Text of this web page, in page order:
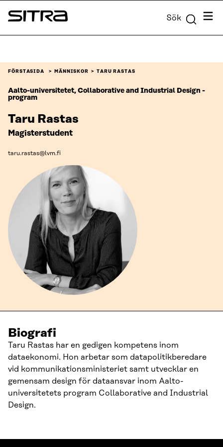
Skip to
content
Sitra Sök Meny
FÖRSTASIDA MÄNNISKOR TARU RASTAS
Aalto-universitetet, Collaborative and Industrial Design -
program
Taru Rastas
Magisterstudent
taru.rastas@lvm.fi
Biografi
Taru Rastas har en gedigen kompetens inom
dataekonomi. Hon arbetar som datapolitikberedare
vid kommunikationsministeriet samt utvecklar en
gemensam design för dataansvar inom Aalto-
universitetets program Collaborative and Industrial
Design.